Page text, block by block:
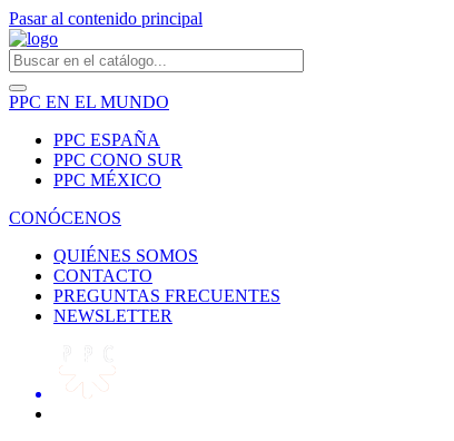
Pasar al contenido principal
PPC EN EL MUNDO
PPC ESPAÑA
PPC CONO SUR
PPC MÉXICO
CONÓCENOS
QUIÉNES SOMOS
CONTACTO
PREGUNTAS FRECUENTES
NEWSLETTER